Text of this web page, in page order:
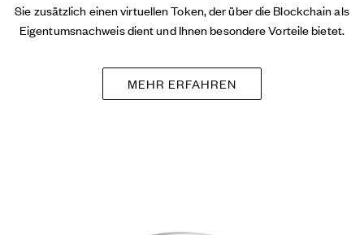
Sie zusätzlich einen virtuellen Token, der über die Blockchain als
Eigentumsnachweis dient und Ihnen besondere Vorteile bietet.
MEHR ERFAHREN